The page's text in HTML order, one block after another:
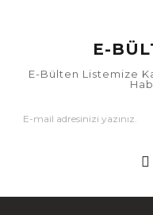
E-
E-Bülten Listemize